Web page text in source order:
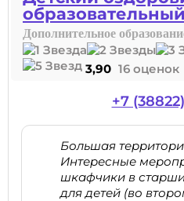
Дополнительное
3,90 16 оценок
+7
Большая
Интересные
шкафчики в
для детей (во